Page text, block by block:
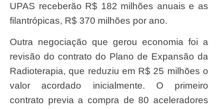
UPAS receberão R$ 182 milhões anuais e as
filantrópicas, R$ 370 milhões por ano.
Outra negociação que gerou economia foi a
revisão do contrato do Plano de Expansão da
Radioterapia, que reduziu em R$ 25 milhões o
valor acordado inicialmente. O primeiro
contrato previa a compra de 80 aceleradores